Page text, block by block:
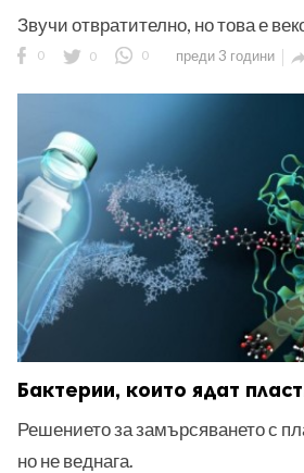
Звучи отвратително, но това е
0 0 0 преди 3 години 
Бактерии, които ядат
Решението за замърсяването с
но не веднага.